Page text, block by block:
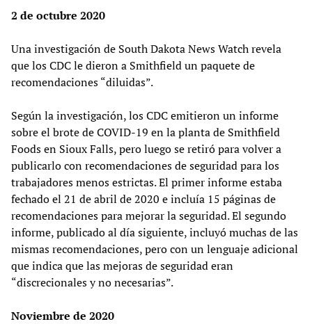
2 de octubre 2020
Una investigación de South Dakota News Watch revela
que los CDC le dieron a Smithfield un paquete de
recomendaciones “diluidas”.
Según la investigación, los CDC emitieron un informe
sobre el brote de COVID-19 en la planta de Smithfield
Foods en Sioux Falls, pero luego se retiró para volver a
publicarlo con recomendaciones de seguridad para los
trabajadores menos estrictas. El primer informe estaba
fechado el 21 de abril de 2020 e incluía 15 páginas de
recomendaciones para mejorar la seguridad. El segundo
informe, publicado al día siguiente, incluyó muchas de las
mismas recomendaciones, pero con un lenguaje adicional
que indica que las mejoras de seguridad eran
“discrecionales y no necesarias”.
Noviembre de 2020